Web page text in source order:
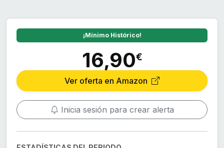
¡Mínimo Histórico!
16,90€
Ver oferta en Amazon
Inicia sesión para crear alerta